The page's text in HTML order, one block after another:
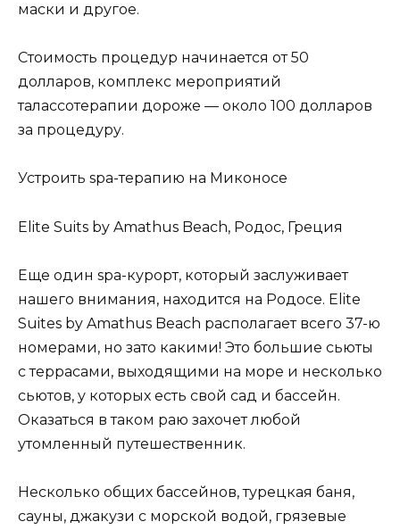
маски и другое.
Стоимость процедур начинается от 50
долларов, комплекс мероприятий
талассотерапии дороже — около 100 долларов
за процедуру.
Устроить spa-терапию на Миконосе
Elite Suits by Amathus Beach, Родос, Греция
Еще один spa-курорт, который заслуживает
нашего внимания, находится на Родосе. Elite
Suites by Amathus Beach располагает всего 37-ю
номерами, но зато какими! Это большие сьюты
с террасами, выходящими на море и несколько
сьютов, у которых есть свой сад и бассейн.
Оказаться в таком раю захочет любой
утомленный путешественник.
Несколько общих бассейнов, турецкая баня,
сауны, джакузи с морской водой, грязевые